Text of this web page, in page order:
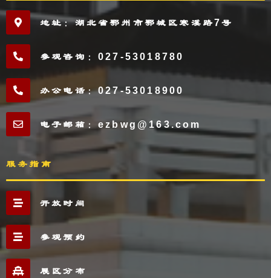
地址：湖北省鄂州市鄂城区寒溪路7号
参观咨询：027-53018780
办公电话：027-53018900
电子邮箱：ezbwg@163.com
服务指南
开放时间
参观预约
展区分布